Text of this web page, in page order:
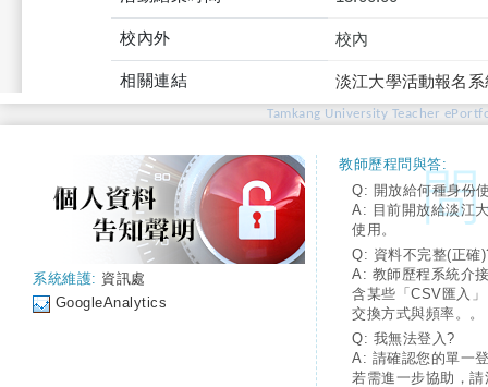
校內外 校內
相關連結 淡江大學活動報名
Tamkang University Teacher
系統維護: 資訊處
GoogleAnalytics
教師歷程問與答:
Q: 開放給何種身份
A: 目前開放給淡江
使用。
Q: 資料不完整(正確
A: 教師歷程系統介
含某些「CSV匯入
交換方式與頻率。。
Q: 我無法登入?
A: 請確認您的單一
若需進一步協助，